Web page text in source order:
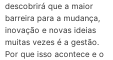
descobrirá que a maior
barreira para a mudança,
inovação e novas ideias
muitas vezes é a gestão.
Por que isso acontece e o